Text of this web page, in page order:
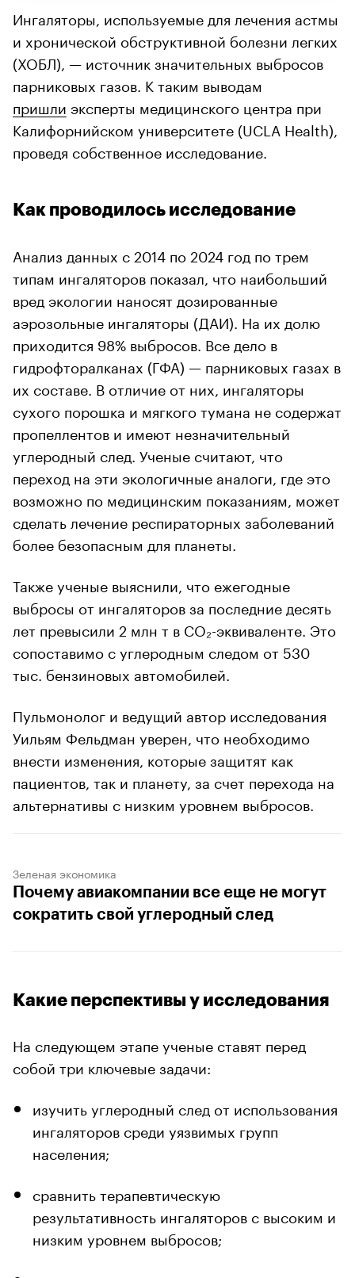
Ингаляторы, используемые для лечения астмы
и хронической обструктивной болезни легких
(ХОБЛ), — источник значительных выбросов
парниковых газов. К таким выводам
пришли эксперты медицинского центра при
Калифорнийском университете (UCLA Health),
проведя собственное исследование.
Как проводилось исследование
00:00 00:00
Анализ данных с 2014 по 2024 год по трем
типам ингаляторов показал, что наибольший
вред экологии наносят дозированные
аэрозольные ингаляторы (ДАИ). На их долю
приходится 98% выбросов. Все дело в
гидрофторалканах (ГФА) — парниковых газах в
их составе. В отличие от них, ингаляторы
сухого порошка и мягкого тумана не содержат
пропеллентов и имеют незначительный
углеродный след. Ученые считают, что
переход на эти экологичные аналоги, где это
возможно по медицинским показаниям, может
сделать лечение респираторных заболеваний
более безопасным для планеты.
Также ученые выяснили, что ежегодные
выбросы от ингаляторов за последние десять
лет превысили 2 млн т в CO₂-эквиваленте. Это
сопоставимо с углеродным следом от 530
тыс. бензиновых автомобилей.
Пульмонолог и ведущий автор исследования
Уильям Фельдман уверен, что необходимо
внести изменения, которые защитят как
пациентов, так и планету, за счет перехода на
альтернативы с низким уровнем выбросов.
Зеленая экономика
Почему авиакомпании все еще не могут
сократить свой углеродный след
Какие перспективы у исследования
На следующем этапе ученые ставят перед
собой три ключевые задачи:
изучить углеродный след от использования
ингаляторов среди уязвимых групп
населения;
сравнить терапевтическую
результативность ингаляторов с высоким и
низким уровнем выбросов;